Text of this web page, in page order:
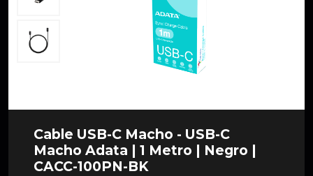
Cable USB-C Macho - USB-C
Macho Adata | 1 Metro | Negro |
CACC-100PN-BK